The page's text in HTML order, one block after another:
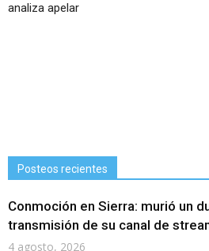
analiza apelar
Posteos recientes
Conmoción en Sierra: murió un
transmisión de su canal de
4 agosto, 2026